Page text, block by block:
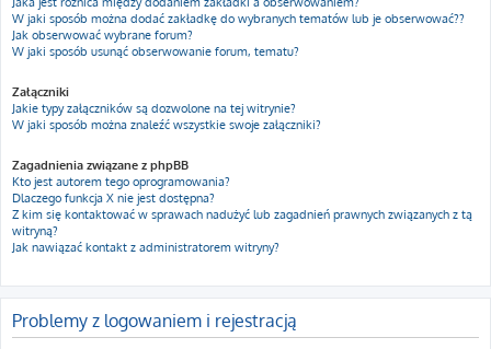
W jaki sposób można dodać zakładkę do wybranych tematów lub je obserwować??
Jak obserwować wybrane forum?
W jaki sposób usunąć obserwowanie forum, tematu?
Załączniki
Jakie typy załączników są dozwolone na tej witrynie?
W jaki sposób można znaleźć wszystkie swoje załączniki?
Zagadnienia związane z phpBB
Kto jest autorem tego oprogramowania?
Dlaczego funkcja X nie jest dostępna?
Z kim się kontaktować w sprawach nadużyć lub zagadnień prawnych związanych z tą
witryną?
Jak nawiązać kontakt z administratorem witryny?
Problemy z logowaniem i rejestracją